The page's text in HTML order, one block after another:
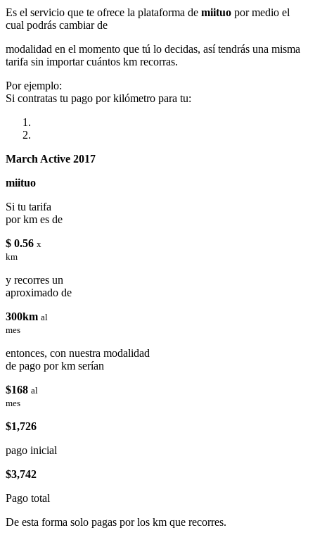
Es el servicio que te ofrece la plataforma de miituo por medio el
cual podrás cambiar de
modalidad en el momento que tú lo decidas, así tendrás una misma
tarifa sin importar cuántos km recorras.
Por ejemplo:
Si contratas tu pago por kilómetro para tu:
March Active 2017
miituo
Si tu tarifa
por km es de
$ 0.56 x
km
y recorres un
aproximado de
300km al
mes
entonces, con nuestra modalidad
de pago por km serían
$168 al
mes
$1,726
pago inicial
$3,742
Pago total
De esta forma solo pagas por los km que recorres.